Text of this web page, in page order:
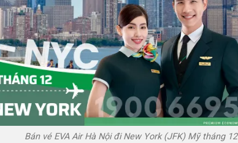
Bán vé EVA Air Hà Nội đi New York (JFK) Mỹ tháng 12